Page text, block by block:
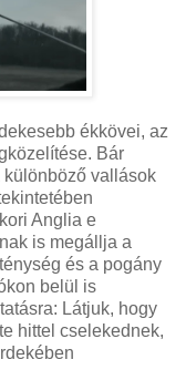
ékkövei, az
Bár
vallások
Anglia e
is megállja a
és a pogány
belül is
Látjuk, hogy
hittel cselekednek,